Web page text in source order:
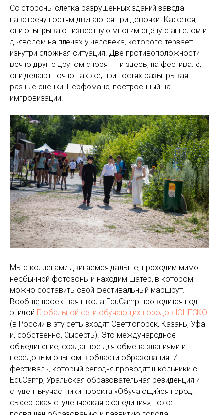
Со стороны слегка разрушенных зданий завода
навстречу гостям двигаются три девочки. Кажется,
они отыгрывают известную многим сцену с ангелом и
дьяволом на плечах у человека, которого терзает
изнутри сложная ситуация. Две противоположности
вечно друг с другом спорят – и здесь, на фестивале,
они делают точно так же, при гостях разыгрывая
разные сценки. Перфоманс, построенный на
импровизации.
Мы с коллегами двигаемся дальше, проходим мимо
необычной фотозоны и находим шатер, в котором
можно составить свой фестивальный маршрут.
Вообще проектная школа EduCamp проводится под
эгидой Глобальной сети обучающих городов ЮНЕСКО
(в России в эту сеть входят Светлогорск, Казань, Уфа
и, собственно, Сысерть). Это международное
объединение, созданное для обмена знаниями и
передовым опытом в области образования. И
фестиваль, который сегодня проводят школьники с
EduCamp, Уральская образовательная резиденция и
студенты-участники проекта «Обучающийся город:
сысертская студенческая экспедиция», тоже